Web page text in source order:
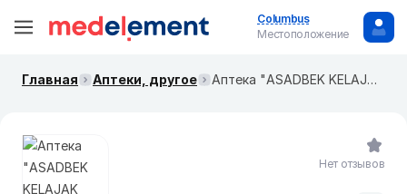
Columbus
Местоположение
Главная Аптеки, другое Аптека "ASADBEK KELAJAK SAVDO"
Нет отзывов